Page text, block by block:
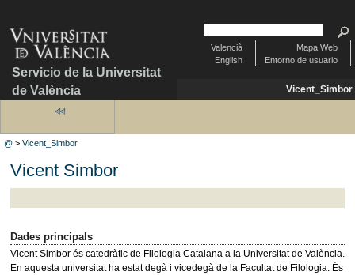
Servicio de la Universitat
de València
Mapa Web
Entorno de usuario
Valencià
English
Vicent_Simbor
@ >Vicent_Simbor
Vicent Simbor
Dades principals
Vicent Simbor és catedràtic de Filologia Catalana a la Universitat de València.
En aquesta universitat ha estat degà i vicedegà de la Facultat de Filologia. És